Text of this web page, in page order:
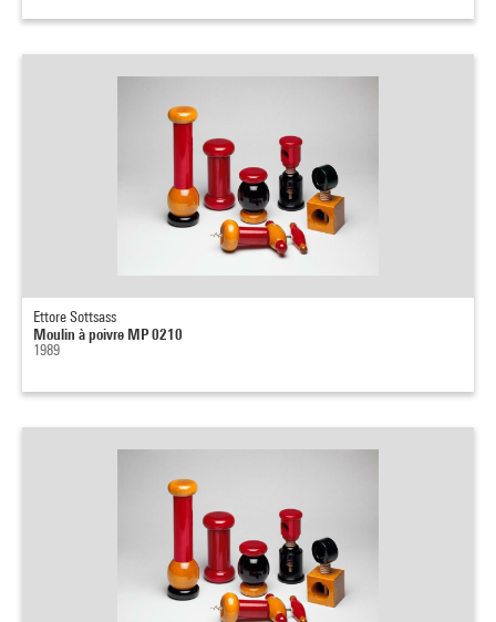
Ettore Sottsass
Moulin à poivre MP 0210
1989